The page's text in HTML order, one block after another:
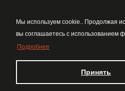
Мы используем cookie.. Продолжая
вы соглашаетесь с использованием
Подробнее
Принять